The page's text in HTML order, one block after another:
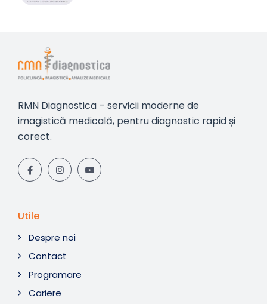
RMN Diagnostica – servicii moderne de
imagistică medicală, pentru diagnostic rapid și
corect.
Utile
Despre noi
Contact
Programare
Cariere